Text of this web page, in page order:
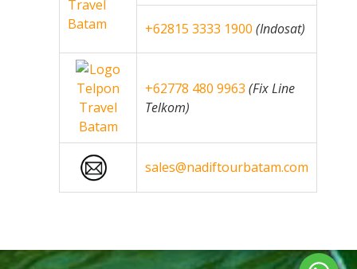
+62815 3333 1900 (Indosat)
+62778 480 9963 (Fix Line
Telkom)
sales@nadiftourbatam.com